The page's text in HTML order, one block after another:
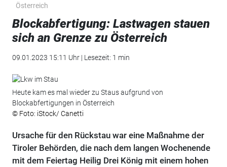
Österreich
Blockabfertigung: Lastwagen stauen
sich an Grenze zu Österreich
09.01.2023 15:11 Uhr | Lesezeit: 1 min
Heute kam es mal wieder zu Staus aufgrund von
Blockabfertigungen in Österreich
© Foto: iStock/ Canetti
Ursache für den Rückstau war eine Maßnahme der
Tiroler Behörden, die nach dem langen Wochenende
mit dem Feiertag Heilig Drei König mit einem hohen